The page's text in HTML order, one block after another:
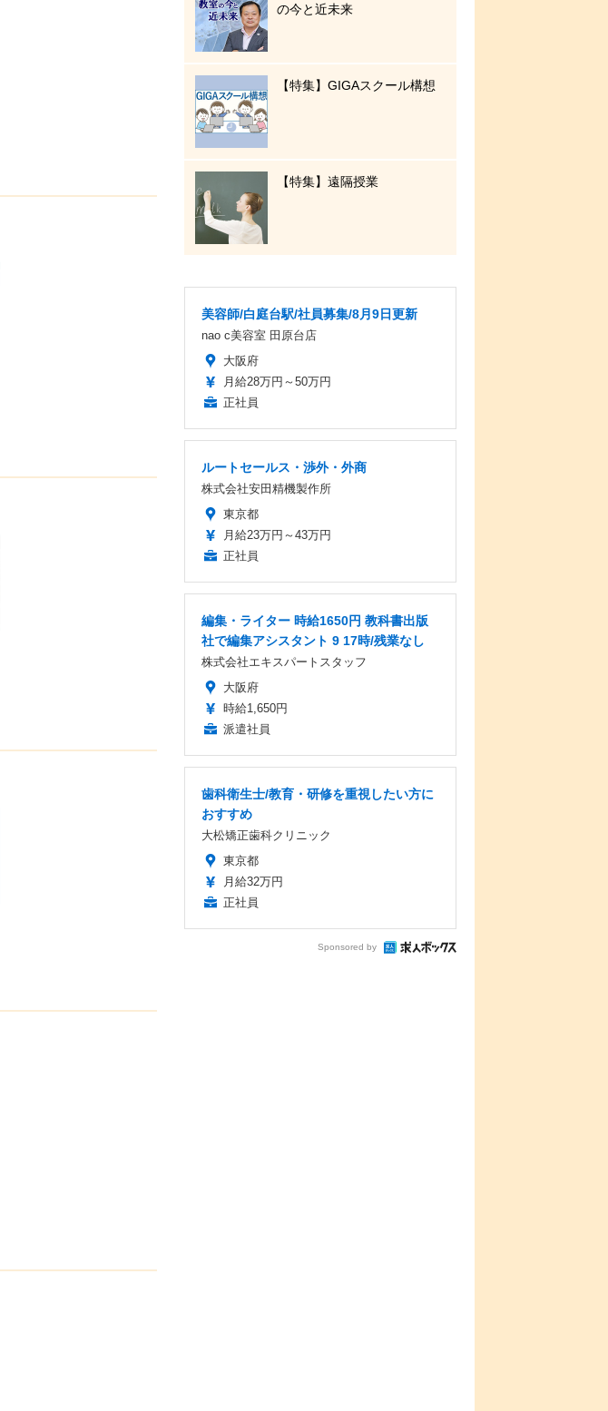
の今と近未来
【特集】GIGAスクール構想
【特集】遠隔授業
美容師/白庭台駅/社員募集/8月9日更新
nao c美容室 田原台店
大阪府
月給28万円～50万円
正社員
ルートセールス・渉外・外商
株式会社安田精機製作所
東京都
月給23万円～43万円
正社員
編集・ライター 時給1650円 教科書出版
社で編集アシスタント 9 17時/残業なし
株式会社エキスパートスタッフ
大阪府
時給1,650円
派遣社員
歯科衛生士/教育・研修を重視したい方に
おすすめ
大松矯正歯科クリニック
東京都
月給32万円
正社員
Sponsored by